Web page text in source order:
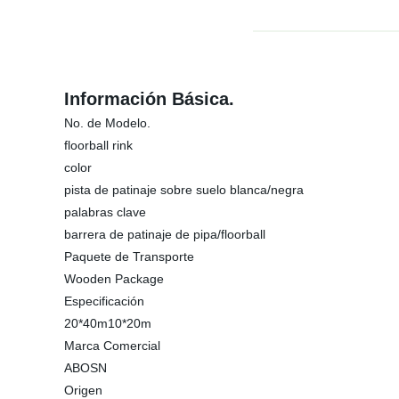
Información Básica.
No. de Modelo.
floorball rink
color
pista de patinaje sobre suelo blanca/negra
palabras clave
barrera de patinaje de pipa/floorball
Paquete de Transporte
Wooden Package
Especificación
20*40m10*20m
Marca Comercial
ABOSN
Origen